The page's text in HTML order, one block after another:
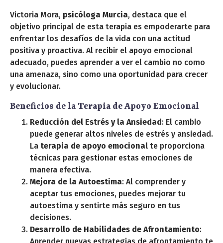
Victoria Mora, psicóloga Murcia, destaca que el
objetivo principal de esta terapia es empoderarte para
enfrentar los desafíos de la vida con una actitud
positiva y proactiva. Al recibir el apoyo emocional
adecuado, puedes aprender a ver el cambio no como
una amenaza, sino como una oportunidad para crecer
y evolucionar.
Beneficios de la Terapia de Apoyo Emocional
Reducción del Estrés y la Ansiedad: El cambio
puede generar altos niveles de estrés y ansiedad.
La terapia de apoyo emocional te proporciona
técnicas para gestionar estas emociones de
manera efectiva.
Mejora de la Autoestima: Al comprender y
aceptar tus emociones, puedes mejorar tu
autoestima y sentirte más seguro en tus
decisiones.
Desarrollo de Habilidades de Afrontamiento: